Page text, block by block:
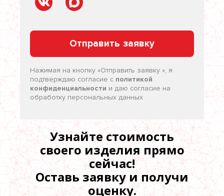
Отправить заявку
Нажимая на кнопку «Отправить заявку », я
подтверждаю согласие c политикой
конфиденциальности и даю согласие на
обработку персональных данных
Узнайте стоимость
своего изделия прямо
сейчас!
Оставь заявку и получи
оценку.